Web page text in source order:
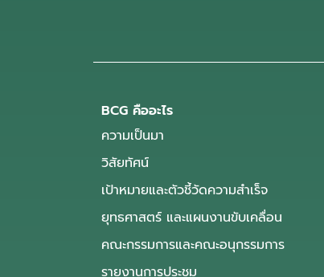
BCG คืออะไร
ความเป็นมา
วิสัยทัศน์
เป้าหมายและตัวชี้วัดความสำเร็จ
ยุทธศาสตร์ และแผนงานขับเคลื่อน
คณะกรรมการและคณะอนุกรรมการ
รายงานการประชุม